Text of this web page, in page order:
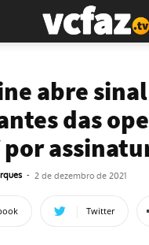
abre
das
por
- 2 de dezembro de 2021
Twitter